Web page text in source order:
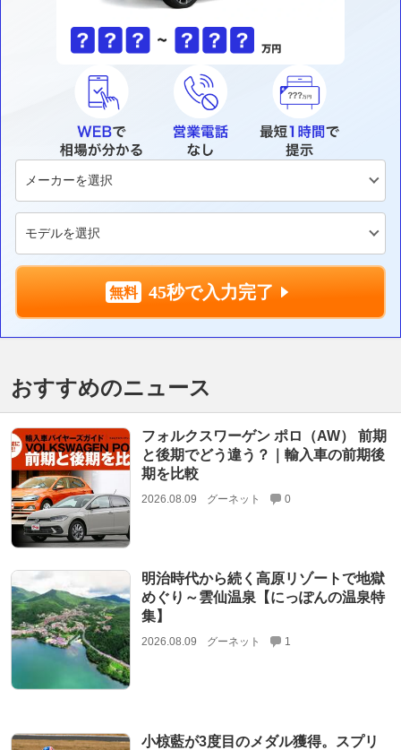
45秒で入力完了
おすすめのニュース
フォルクスワーゲン ポロ（AW） 前期
と後期でどう違う？｜輸入車の前期後
期を比較
2026.08.09 グーネット 0
明治時代から続く高原リゾートで地獄
めぐり～雲仙温泉【にっぽんの温泉特
集】
2026.08.09 グーネット 1
小椋藍が3度目のメダル獲得。スプリ